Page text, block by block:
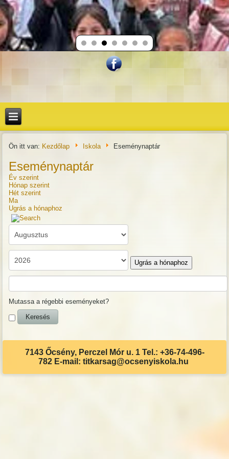
Ön itt van: Kezdőlap Iskola Eseménynaptár
Eseménynaptár
Év szerint
Hónap szerint
Hét szerint
Ma
Ugrás a hónaphoz
Ugrás a hónaphoz
Mutassa a régebbi eseményeket?
7143 Őcsény, Perczel Mór u. 1 Tel.: +36-74-496-
782 E-mail: titkarsag@ocsenyiskola.hu